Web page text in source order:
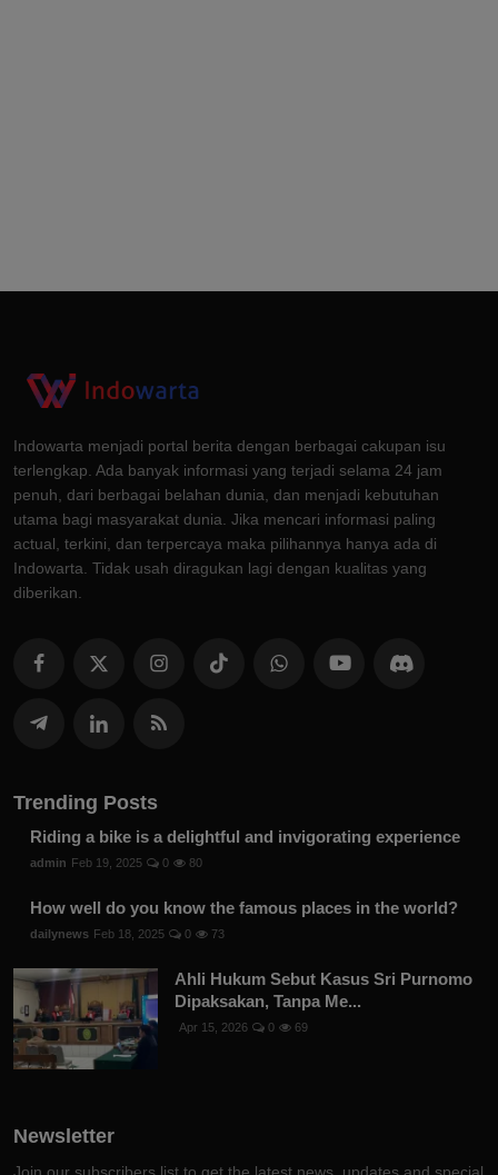
Indowarta menjadi portal berita dengan berbagai cakupan isu
terlengkap. Ada banyak informasi yang terjadi selama 24 jam
penuh, dari berbagai belahan dunia, dan menjadi kebutuhan
utama bagi masyarakat dunia. Jika mencari informasi paling
actual, terkini, dan terpercaya maka pilihannya hanya ada di
Indowarta. Tidak usah diragukan lagi dengan kualitas yang
diberikan.
Trending Posts
Riding a bike is a delightful and invigorating experience
admin Feb 19, 2025 0 80
How well do you know the famous places in the world?
dailynews Feb 18, 2025 0 73
Ahli Hukum Sebut Kasus Sri Purnomo
Dipaksakan, Tanpa Me...
Apr 15, 2026 0 69
Newsletter